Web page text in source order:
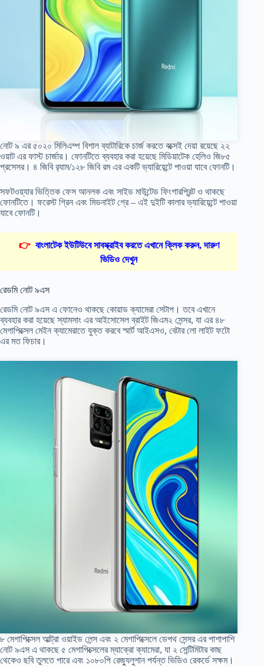
নোট ৯ এর ৫০২০ মিলিএম্প বিশাল ব্যাটারিকে চার্জ করতে বক্সেই দেয়া রয়েছে ২২
ওয়াট এর ফাস্ট চার্জার। ফোনটিতে ব্যবহার করা হয়েছে মিডিয়াটেক হেলিও জি৮৫
প্রসেসর। ৪ জিবি র‍্যাম/১২৮ জিবি রম এর একটি ভ্যারিয়েন্টে পাওয়া যাবে ফোনটি।
সফটওয়্যার ভিত্তিক ফেস আনলক এবং সাইড মাউন্টেড ফিংগারপ্রিন্ট ও থাকছে
ফোনটিতে। ফরেস্ট গ্রিন এবং মিডনাইট গ্রে – এই দুইটি কালার ভ্যারিয়েন্টে পাওয়া
যাবে ফোনটি।
👉 বাংলাটেক ইউটিউবে সাবস্ক্রাইব করতে এখানে ক্লিক করুন, দারুণ
ভিডিও দেখুন
রেডমি নোট ৯এস
রেডমি নোট ৯এস এ ফোনেও থাকছে কোয়াড ক্যামেরা সেটাপ। তবে এখানে
ব্যবহার করা হয়েছে স্যামসাং এর আইসোসেল ব্রাইট জিএম২ সেন্সর, যা এর ৪৮
মেগাপিক্সেল মেইন ক্যামেরাতে যুক্ত করবে স্মার্ট আইএসও, বেটার লো লাইট ফটো
এর মত ফিচার।
৮ মেগাপিক্সেল আল্ট্রা ওয়াইড লেন্স এবং ২ মেগাপিক্সেলে ডেপথ সেন্সর এর পাশাপাশি
নোট ৯এস এ থাকছে ৫ মেগাপিক্সেলের ম্যাক্রো ক্যামেরা, যা ২ সেন্টিমিটার কাছ
থেকেও ছবি তুলতে পারে এবং ১০৮০পি রেজ্যুলুশান পর্যন্ত ভিডিও রেকর্ডে সক্ষম।